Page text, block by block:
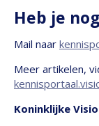
Heb je
Mail naar
Meer artikelen,
Koninklijke Visio